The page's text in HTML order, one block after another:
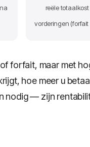
reële
vorderingen (forfait
forfait, maar met
hoe meer u
nodig — zijn